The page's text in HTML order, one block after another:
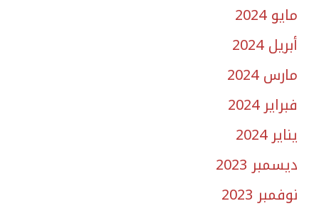
مايو 2024
أبريل 2024
مارس 2024
فبراير 2024
يناير 2024
ديسمبر 2023
نوفمبر 2023